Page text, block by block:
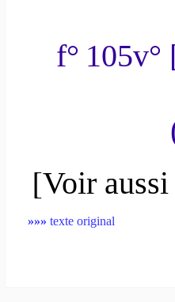
f°
[Voir aussi
»»» texte original